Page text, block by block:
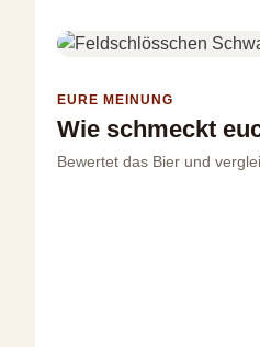
EURE MEINUNG
Wie schmeckt
Bewertet das Bier und